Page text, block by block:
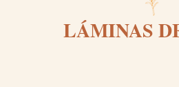
LÁMINAS